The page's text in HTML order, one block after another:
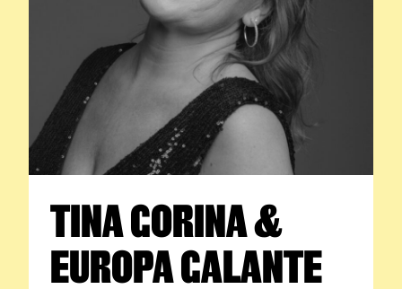
TINA GORINA &
EUROPA GALANTE